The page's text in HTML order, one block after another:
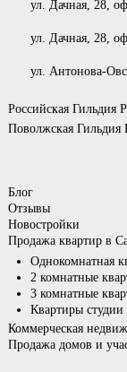
ул. Дачная, 28,
ул. Дачная, 28,
ул. Антонова-
Российская Гильдия
Поволжская Гильдия
Блог
Отзывы
Новостройки
Продажа квартир в
Однокомнатная
2 комнатные
3 комнатные
Квартиры студии
Коммерческая
Продажа домов и